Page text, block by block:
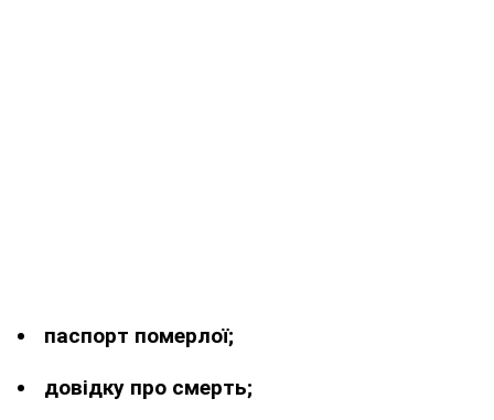
паспорт померлої;
довідку про смерть;